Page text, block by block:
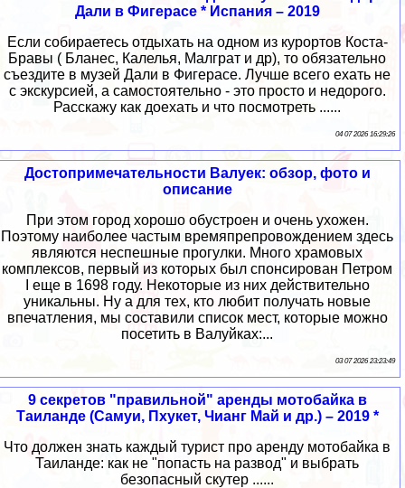
Дали в Фигерасе * Испания – 2019
Если собираетесь отдыхать на одном из курортов Коста-
Бравы ( Бланес, Калелья, Малграт и др), то обязательно
съездите в музей Дали в Фигерасе. Лучше всего ехать не
с экскурсией, а самостоятельно - это просто и недорого.
Расскажу как доехать и что посмотреть ......
04 07 2026 16:29:26
Достопримечательности Валуек: обзор, фото и
описание
При этом город хорошо обустроен и очень ухожен.
Поэтому наиболее частым времяпрепровождением здесь
являются неспешные прогулки. Много храмовых
комплексов, первый из которых был спонсирован Петром
I еще в 1698 году. Некоторые из них действительно
уникальны. Ну а для тех, кто любит получать новые
впечатления, мы составили список мест, которые можно
посетить в Валуйках:...
03 07 2026 23:23:49
9 секретов "правильной" аренды мотобайка в
Таиланде (Самуи, Пхукет, Чианг Май и др.) – 2019 *
Что должен знать каждый турист про аренду мотобайка в
Таиланде: как не "попасть на развод" и выбрать
безопасный скутер ......